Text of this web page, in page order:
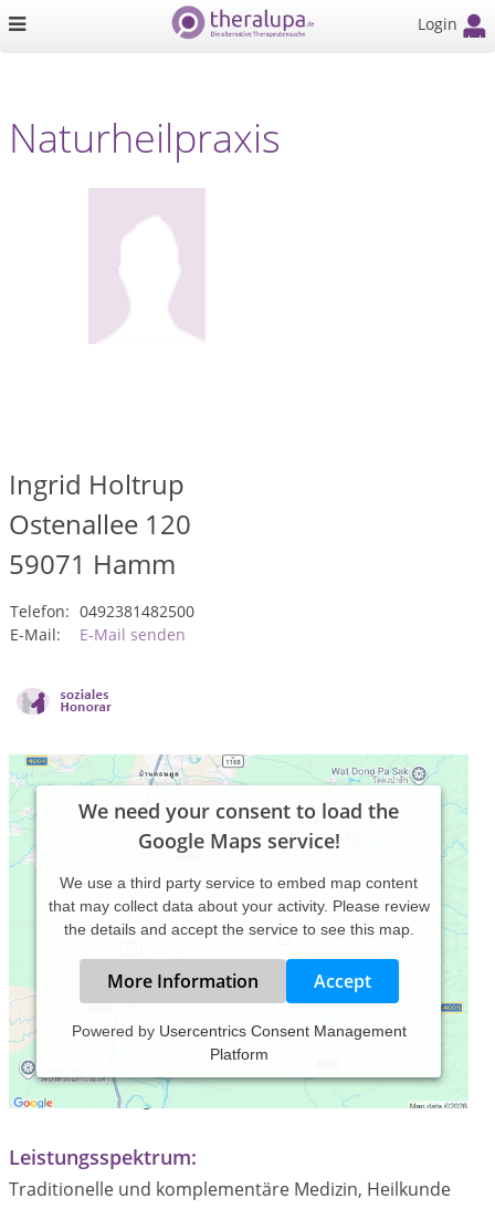
Login
Naturheilpraxis
Ingrid Holtrup
Ostenallee 120
59071 Hamm
Telefon: 0492381482500
E-Mail:
E-Mail senden
We need your consent to load the
Google Maps service!
We use a third party service to embed map content
that may collect data about your activity. Please review
the details and accept the service to see this map.
More Information Accept
Powered by Usercentrics Consent Management
Platform
Praxiszeiten:
nach Vereinbarung
Leistungsspektrum:
Traditionelle und komplementäre Medizin, Heilkunde